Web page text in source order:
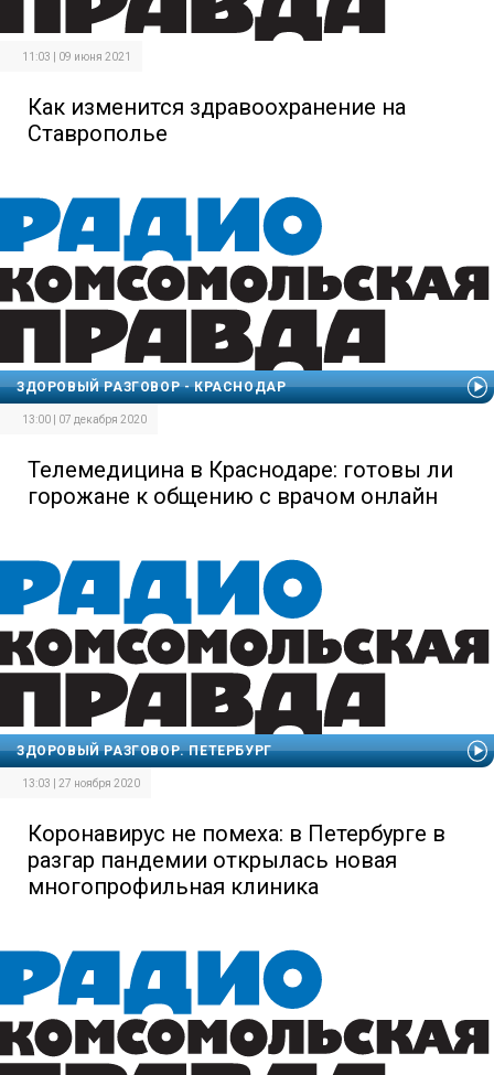
11:03 | 09 июня 2021
Как изменится здравоохранение на
Ставрополье
ЗДОРОВЫЙ РАЗГОВОР - КРАСНОДАР
13:00 | 07 декабря 2020
Телемедицина в Краснодаре: готовы ли
горожане к общению с врачом онлайн
ЗДОРОВЫЙ РАЗГОВОР. ПЕТЕРБУРГ
13:03 | 27 ноября 2020
Коронавирус не помеха: в Петербурге в
разгар пандемии открылась новая
многопрофильная клиника